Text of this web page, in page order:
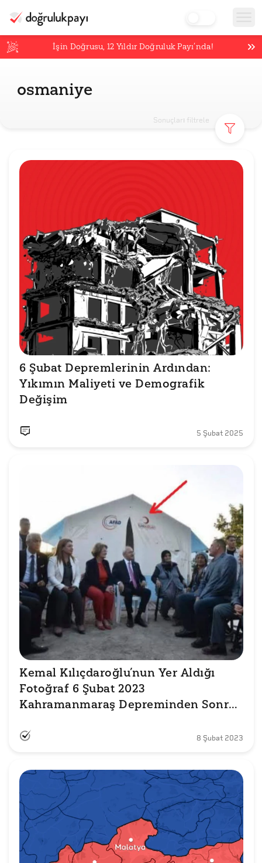
İşin Doğrusu,12 Yıldır Doğruluk Payı’nda!
osmaniye
Sonuçları filtrele
6 Şubat Depremlerinin Ardından:
Yıkımın Maliyeti ve Demografik
Değişim
5 Şubat 2025
Kemal Kılıçdaroğlu’nun Yer Aldığı
Fotoğraf 6 Şubat 2023
Kahramanmaraş Depreminden Sonra
8 Şubat 2023